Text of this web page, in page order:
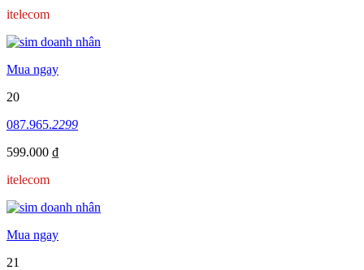
itelecom
Mua ngay
20
087.965.2299
599.000 ₫
itelecom
Mua ngay
21